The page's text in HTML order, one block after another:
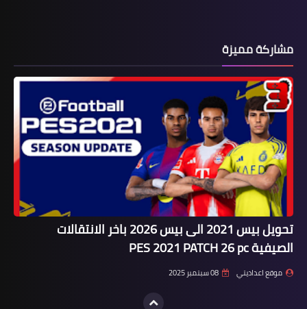
مشاركة مميزة
تحويل بيس 2021 الى بيس 2026 باخر الانتقالات
الصيفية PES 2021 PATCH 26 pc
موقع اعداديتي 08 سبتمبر 2025